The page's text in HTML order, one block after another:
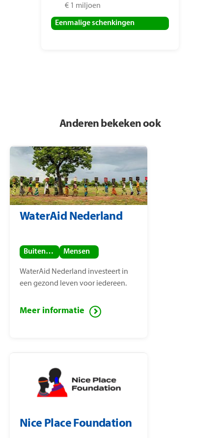
€ 1 miljoen
Eenmalige schenkingen
Anderen bekeken ook
WaterAid Nederland
Buitenland Mensen
WaterAid Nederland investeert in
een gezond leven voor iedereen.
Meer informatie
Nice Place Foundation